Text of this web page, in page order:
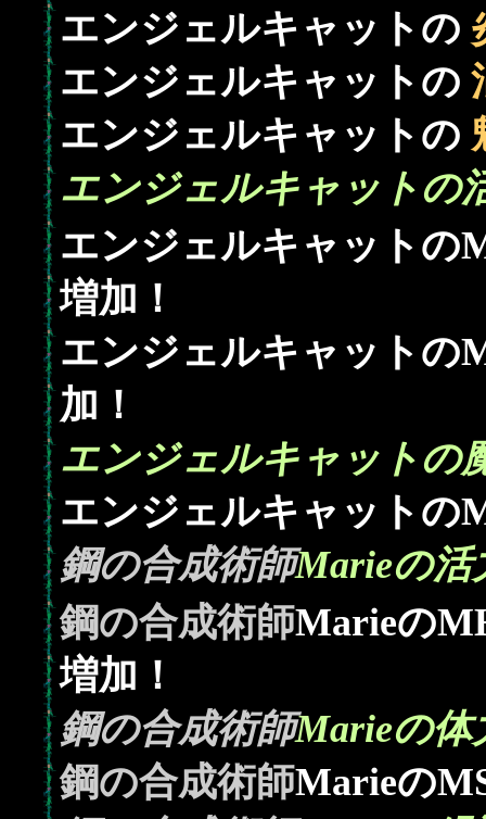
エンジェルキャットの
エンジェルキャットの
エンジェルキャットの
エンジェルキャットの
エンジェルキャットの
増加！
エンジェルキャットの
加！
エンジェルキャットの
エンジェルキャットの
鋼の合成術師Marieの活
鋼の合成術師Marieの
増加！
鋼の合成術師Marieの体
鋼の合成術師Marieの